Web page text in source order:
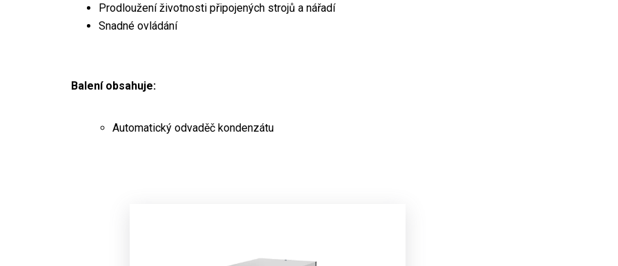
Prodloužení životnosti připojených strojů a nářadí
Snadné ovládání
Balení obsahuje:
Automatický odvaděč kondenzátu